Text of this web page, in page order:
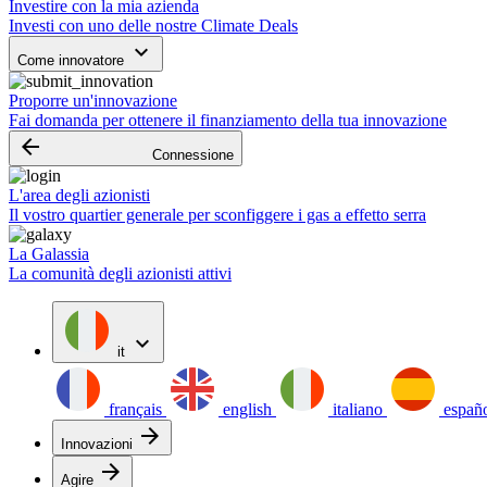
Investire con la mia azienda
Investi con uno delle nostre Climate Deals
Come innovatore keyboard_arrow_down
Proporre un'innovazione
Fai domanda per ottenere il finanziamento della tua innovazione
arrow_backward Connessione
L'area degli azionisti
Il vostro quartier generale per sconfiggere i gas a effetto serra
La Galassia
La comunità degli azionisti attivi
it expand_more
français english italiano
Innovazioni arrow_forward
Agire arrow_forward